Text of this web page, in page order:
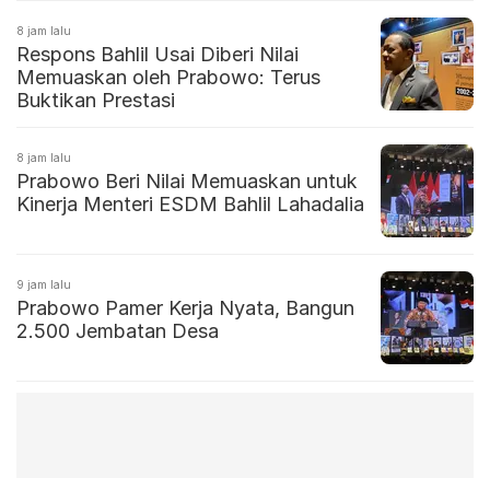
8 jam lalu
Respons Bahlil Usai Diberi Nilai
Memuaskan oleh Prabowo: Terus
Buktikan Prestasi
8 jam lalu
Prabowo Beri Nilai Memuaskan untuk
Kinerja Menteri ESDM Bahlil Lahadalia
9 jam lalu
Prabowo Pamer Kerja Nyata, Bangun
2.500 Jembatan Desa